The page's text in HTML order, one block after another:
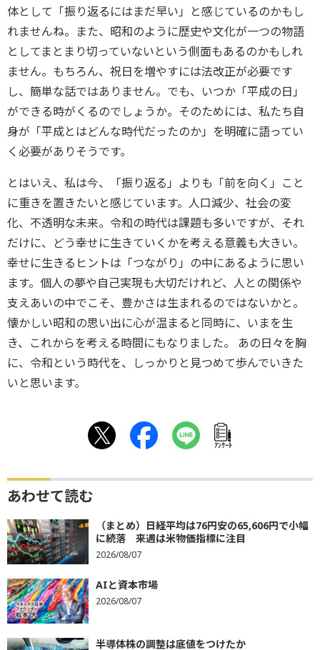
体として「振り返るにはまだ早い」と感じているのかもし
れませんね。また、昭和のように歴史や文化が一つの物語
としてまとまり切っていないという側面もあるのかもしれ
ません。もちろん、祝日を増やすには法改正が必要です
し、簡単な話ではありません。でも、いつか「平成の日」
ができる時がくるのでしょうか。そのためには、私たち自
身が「平成とはどんな時代だったのか」を明確に語ってい
く必要がありそうです。
とはいえ、私は今、「振り返る」よりも「前を向く」こと
に重きを置きたいと感じています。人口減少、社会の変
化、不透明な未来。令和の時代は課題も多いですが、それ
だけに、どう幸せに生きていくかを考える意義も大きい。
幸せに生きるヒントは「つながり」の中にあるように思い
ます。個人の夢や自己実現も大切だけれど、人との関係や
支えあいの中でこそ、豊かさは生まれるのではないかと。
懐かしい昭和の思い出に心が温まると同時に、いまを生
き、これからを考える時間にもなりました。 あの日々を胸
に、令和という時代を、しっかりと見つめて歩んでいきた
いと思います。
ｱﾝｹｰﾄ
あわせて読む
（まとめ）日経平均は76円安の65,606円で小幅
に続落 来週は米物価指標に注目
2026/08/07
AIと資本市場
2026/08/07
半導体株の調整は底値をつけたか